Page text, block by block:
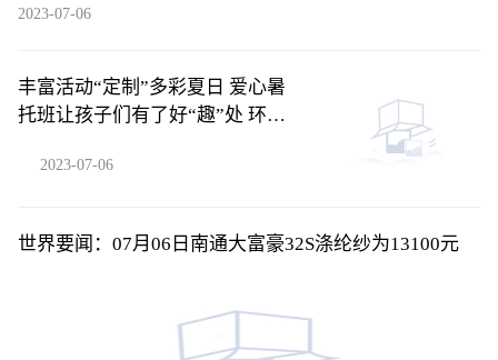
2023-07-06
丰富活动“定制”多彩夏日 爱心暑
托班让孩子们有了好“趣”处 环球
2023-07-06
世界要闻：07月06日南通大富豪32S涤纶纱为13100元